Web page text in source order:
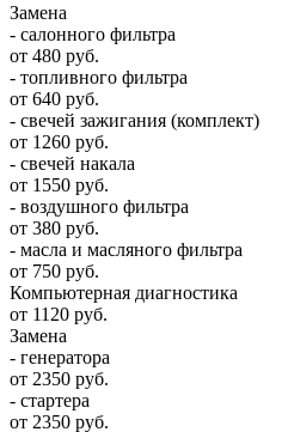
Замена
- салонного фильтра
от 480 руб.
- топливного фильтра
от 640 руб.
- свечей зажигания (комплект)
от 1260 руб.
- свечей накала
от 1550 руб.
- воздушного фильтра
от 380 руб.
- масла и масляного фильтра
от 750 руб.
Компьютерная диагностика
от 1120 руб.
Замена
- генератора
от 2350 руб.
- стартера
от 2350 руб.